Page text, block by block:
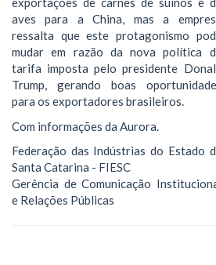
aves para a China, mas a
ressalta que este protagonismo
mudar em razão da nova política
tarifa imposta pelo presidente
Trump, gerando boas
para os exportadores brasileiros.
Com informações da Aurora.
Federação das Indústrias do Estado
Santa Catarina - FIESC
Gerência de Comunicação
e Relações Públicas